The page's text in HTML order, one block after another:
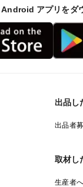
Android アプリをダ
出品し
出品者
取材し
生産者